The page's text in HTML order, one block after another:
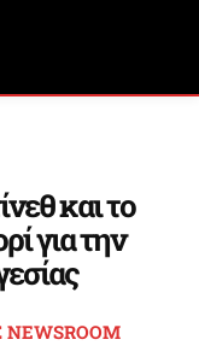
και το
για την